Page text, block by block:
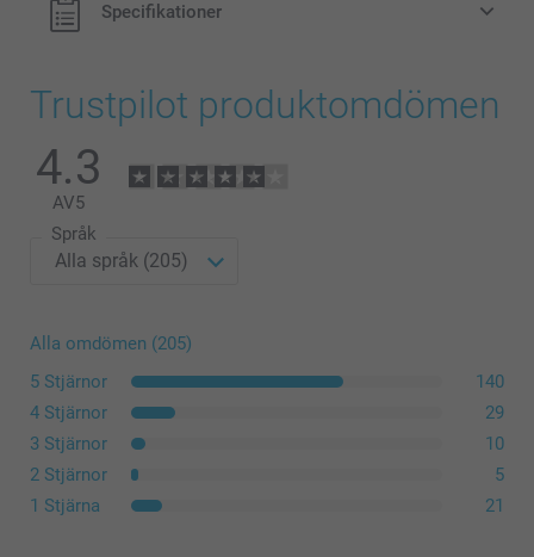
Specifikationer
Trustpilot produktomdömen
4.3
AV5
Språk
Alla omdömen (205)
5 Stjärnor
140
4 Stjärnor
29
3 Stjärnor
10
2 Stjärnor
5
1 Stjärna
21